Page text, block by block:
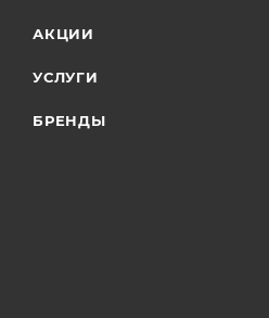
АКЦИИ
УСЛУГИ
БРЕНДЫ